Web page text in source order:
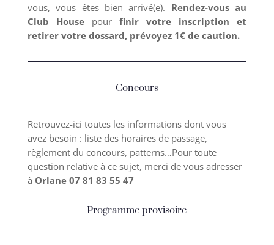
vous, vous êtes bien arrivé(e). Rendez-vous au
Club Housepourfinir votre inscription et
retirer votre dossard, prévoyez 1€ de caution.
Concours
Retrouvez-ici toutes les informations dont vous
avez besoin : liste des horaires de passage,
règlement du concours, patterns…Pour toute
question relative à ce sujet, merci de vous adresser
à Orlane 07 81 83 55 47
Programme provisoire